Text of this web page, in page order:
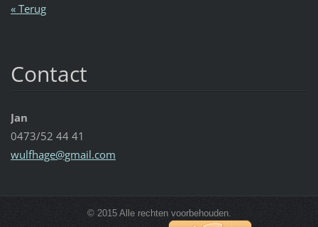
« Terug
Contact
Jan
0473/52 44 41
wulfhage@gmail.com
© 2015 Alle rechten voorbehouden.